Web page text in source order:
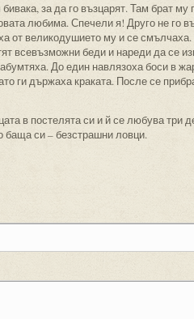
за да го възцарят. Там брат му
любима. Спечели я! Друго не го
от великодушието му и се
всевъзможни беди и нареди да се
До един навлязоха боси в
ги държаха краката. После се
в постелята си и й се любува три
баща си – безстрашни ловци.